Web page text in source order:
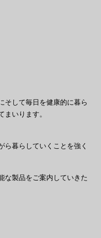
そして毎日を健康的に暮ら
いります。
ら暮らしていくことを強く
な製品をご案内していきた